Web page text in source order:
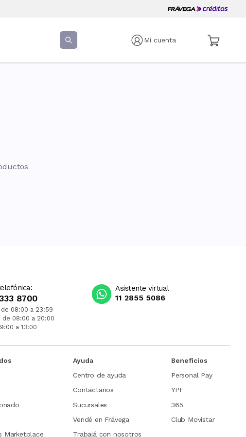
Mi cuenta
8700
de 08:00 a 23:59
de 08:00 a 20:00
a 13:00
Asistente virtual
11 2855 5086
Marketplace
Ayuda
Centro de ayuda
Contactanos
Sucursales
Vendé en Frávega
Trabajá con nosotros
Beneficios
Personal Pay
YPF
365
Club Movistar